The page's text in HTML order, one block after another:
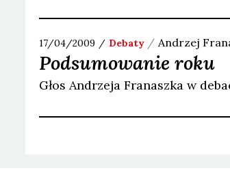
17/04/2009 Debaty Andrzej
Podsumowanie roku
Głos Andrzeja Franaszka w